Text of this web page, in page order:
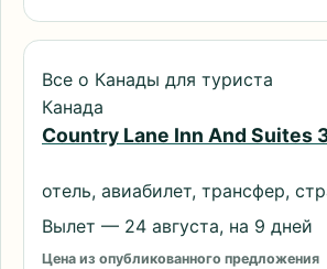
Все о Канады для туриста
Канада
Country Lane Inn And Suites
отель, авиабилет, трансфер,
Вылет — 24 августа, на 9 дней
Цена из опубликованного предложения